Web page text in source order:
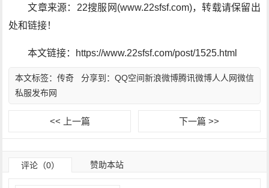
文章来源：22搜服网(www.22sfsf.com)，转载请保留出
处和链接！
本文链接：https://www.22sfsf.com/post/1525.html
分享到： QQ空间新浪微博腾讯微博人人网微信
本文标签：传奇
私服发布网
<< 上一篇 下一篇 >>
评论（0） 赞助本站